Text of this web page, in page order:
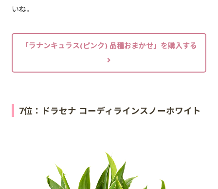
いね。
「ラナンキュラス(ピンク) 品種おまかせ」を購入する
7位：ドラセナ コーディラインスノーホワイト